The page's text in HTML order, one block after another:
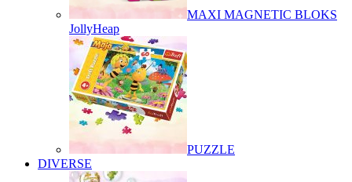
MAXI MAGNETIC BLOKS
JollyHeap
PUZZLE
DIVERSE